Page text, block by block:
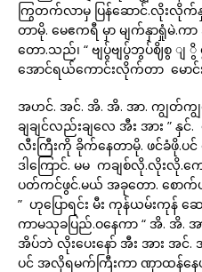
ကြွတက်လာမှ ပြန်ဆောင်.လိုးလိုက်နှ
တာမို. မေဧကရီ မှာ မျက်နှာရှုံမဲ.က
တော.သည်၊ “ ဗျပ်ွဗျပ်ွဘွပ်ဈိစွ
အောင်ရယ်ကောင်းလိုက်တာ မော
အဟင်. အင်. အိ. အိ. အာ. ကျွတ်က
ချချင်လည်းချလေ အီး အား ” နှ
လီးကြီးကို ခိုက်နေတာမို. ဖင်ခံဖို.ပင်
ဒါကြောင်. မမ ကချစ်လို.လိုးလို.က
ပတ်ကင်ဖွင်.မယ် အခုတော. စောက်
” ဟုပြောရင်း မီး ကုန်ယမ်းကုန် ဆ
ကာမသုခပြည်.ဝနေကာ “ အိ. အိ.
အိပ်ဘဲ လိုးပေးနော် အီး အား အင်.
ပင် အလိုရမက်ကြီးကာ ဏှာထန်နေ